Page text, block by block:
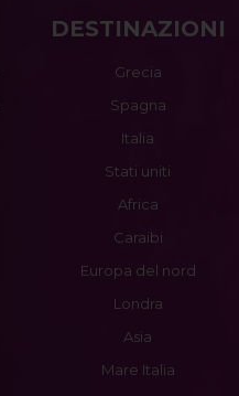
DESTINAZIONI
Grecia
Spagna
Italia
Stati uniti
Africa
Caraibi
Europa del nord
Londra
Asia
Mare Italia